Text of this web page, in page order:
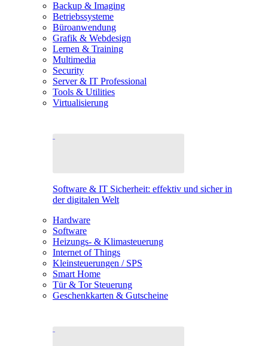
Backup & Imaging
Betriebssysteme
Büroanwendung
Grafik & Webdesign
Lernen & Training
Multimedia
Security
Server & IT Professional
Tools & Utilities
Virtualisierung
Software & IT Sicherheit: effektiv und sicher in
der digitalen Welt
Hardware
Software
Heizungs- & Klimasteuerung
Internet of Things
Kleinsteuerungen / SPS
Smart Home
Tür & Tor Steuerung
Geschenkkarten & Gutscheine